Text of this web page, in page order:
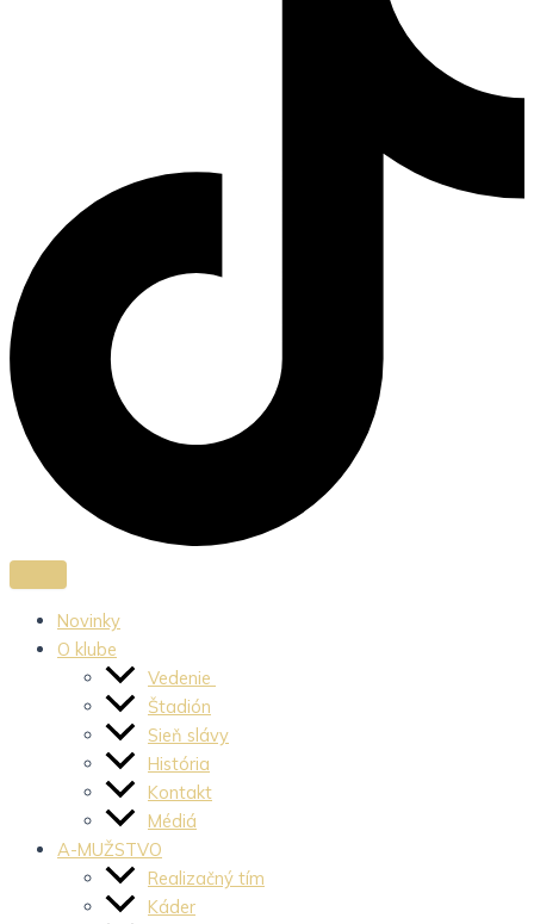
Novinky
O klube
Vedenie
Štadión
Sieň slávy
História
Kontakt
Médiá
A-MUŽSTVO
Realizačný tím
Káder